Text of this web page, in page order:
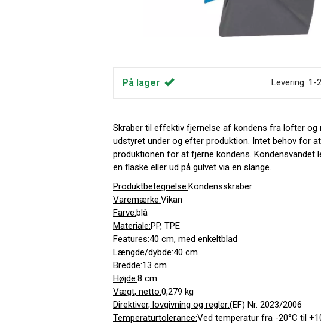
På lager Levering:
Skraber til effektiv fjernelse af kondens fra lofter og
udstyret under og efter produktion. Intet behov for
produktionen for at fjerne kondens. Kondensvandet
en flaske eller ud på gulvet via en slange.
Produktbetegnelse:Kondensskraber
Varemærke:Vikan
Farve:blå
Materiale:PP, TPE
Features:40 cm, med enkeltblad
Længde/dybde:40 cm
Bredde:13 cm
Højde:8 cm
Vægt, netto:0,279 kg
Direktiver, lovgivning og regler:(EF) Nr. 2023/2006
Temperaturtolerance:Ved temperatur fra -20°C til